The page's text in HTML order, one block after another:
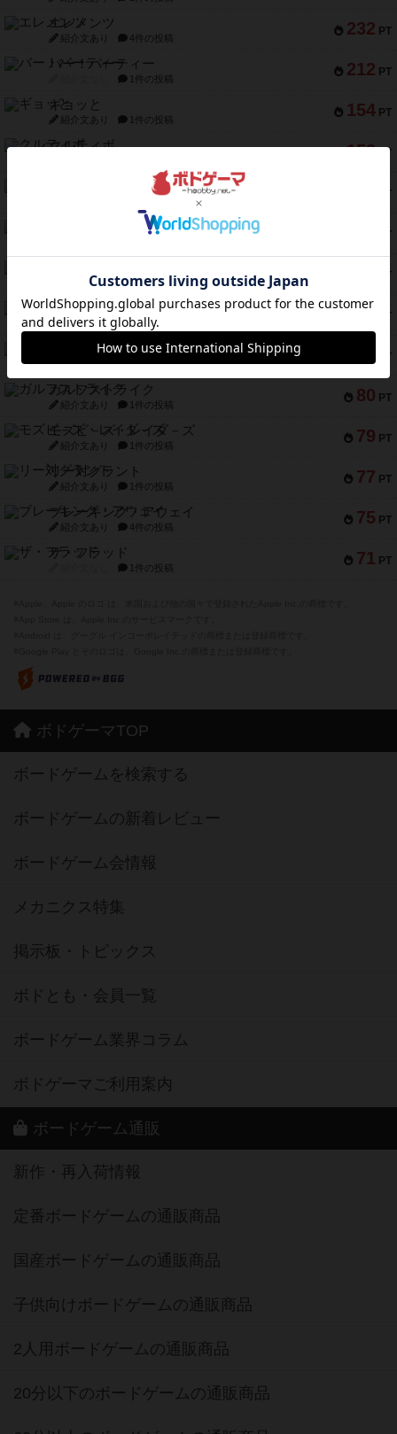
232 PT
エレメンツ
紹介文あり 4件の投稿
212 PT
バー！パーティー
1件の投稿
154 PT
ギョッと
紹介文あり 1件の投稿
152 PT
クルティボ
PT
PT
ドブル：ポケットモンスター
PT
紹介文なし 5件の投稿
94 PT
ファースト・イン・フライト
紹介文あり 3件の投稿
PT
ダイススローン
紹介文なし 1件の投稿
80 PT
ガルフストライク
紹介文あり 1件の投稿
79 PT
モズビ－ズ・レイダ－ズ
紹介文あり 1件の投稿
77 PT
リー対グラント
紹介文あり 1件の投稿
75 PT
ブレーキング・アウェイ
紹介文あり 4件の投稿
71 PT
ザ・フラッド
1件の投稿
ボドゲーマTOP
ボードゲームを検索する
ボードゲームの新着レビュー
ボードゲーム会情報
メカニクス特集
掲示板・トピックス
ボドとも・会員一覧
ボードゲーム業界コラム
ボドゲーマご利用案内
ボードゲーム通販
新作・再入荷情報
定番ボードゲームの通販商品
国産ボードゲームの通販商品
子供向けボードゲームの通販商品
2人用ボードゲームの通販商品
20分以下のボードゲームの通販商品